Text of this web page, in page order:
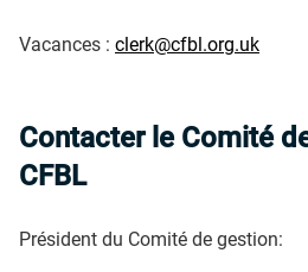
Vacances : clerk@cfbl.org.uk
Contacter le Comité
CFBL
Président du Comité de gestion: